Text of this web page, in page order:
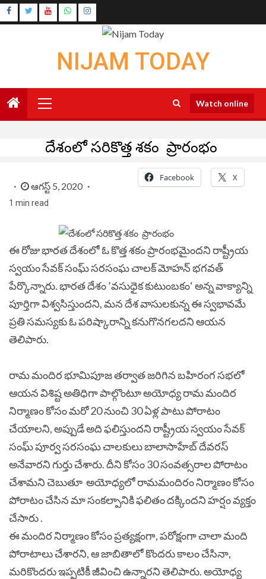
Skip
to
Instagram
NIJAM TODAY
Menu
Watch online
దేశంలో సరికొత్త శకం ప్రారంభం
ఆగస్ట్ 5, 2020
1 min read
Facebook X
ఈ రోజు భారత దేశంలో ఓ కొత్త శకం ప్రారంభమైందని రాష్ట్రీయ
స్వయం సేవక్ సంఘ్ సరసంఘ చాలక్ మోహన్ భగవత్
పేర్కొన్నారు. భారత దేశం ’వసుధైక కుటుంబకం‘ అన్న వాక్యాన్ని
పూర్తిగా విశ్వసిస్తుందని, మన దేశ వాసులకున్న ఈ స్వభావమే
ప్రతి సమస్యకు ఓ పరిష్కారాన్ని కనుగొనగలదని ఆయన
తెలిపారు.
రామ మందిర భూమిపూజ తర్వాత జరిగిన బహిరంగ సభలో
ఆయన విశిష్ట అతిధిగా పాల్గొంటూ అయోధ్య రామ మందిర
నిర్మాణం కోసం మరో 20 నుంచి 30 ఏళ్ల పాటు పోరాటం
చేయాలని, అప్పుడే అది ఫలిస్తుందని రాష్ట్రీయ స్వయం సేవక్
సంఘ్ పూర్వ సరసంఘ చాలకులు బాలాసాహేబ్ దేవరస్
అనేవారని గుర్తు చేశారు.దీని కోసం 30 సంవత్సరాల పోరాటం
చేశామని చెబుతూ అయోధ్యలో రామమందిరం నిర్మాణం కోసం
పోరాటం చేసిన మా సంకల్పానికి ఫలితం దక్కిందని హర్షం వ్యక్తం
చేసారు .
ఈ మందిర నిర్మాణం కోసం ప్రత్యక్షంగా, పరోక్షంగా చాలా మంది
పోరాటాలు చేశారని, ఆ జాబితాలో కొందరు కాలం చేసినా,
మరికొందరు ఇప్పటికీ జీవించి ఉన్నారని తెలిపారు. అయోధ్య